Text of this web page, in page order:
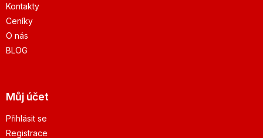
Kontakty
Ceníky
O nás
BLOG
Můj účet
Přihlásit se
Registrace